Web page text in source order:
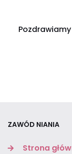
ZAWÓD NIANIA
Strona